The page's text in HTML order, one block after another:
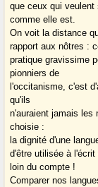
que ceux qui veulent
comme elle est.
On voit la distance
rapport aux nôtres :
pratique gravissime
pionniers de
l'occitanisme, c'est
qu'ils
n'auraient jamais les
choisie :
la dignité d'une
d'être utilisée à
loin du compte !
Comparer nos